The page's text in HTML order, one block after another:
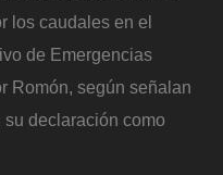
los caudales en el
de Emergencias
Romón, según señalan
declaración como